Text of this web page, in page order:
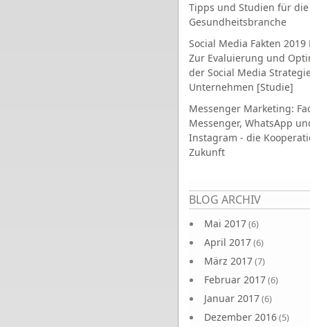
Tipps und Studien für die
Gesundheitsbranche
Social Media Fakten 2019
Zur Evaluierung und
der Social Media
Unternehmen [Studie]
Messenger Marketing:
Messenger, WhatsApp
Instagram - die
Zukunft
BLOG ARCHIV
Mai 2017(6)
April 2017(6)
März 2017(7)
Februar 2017(6)
Januar 2017(6)
Dezember 2016(5)
Seiten